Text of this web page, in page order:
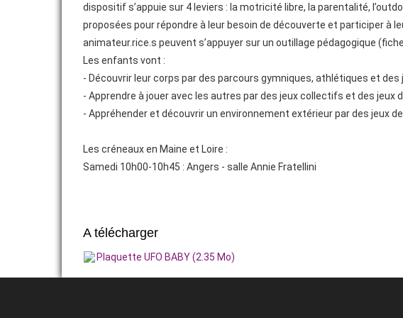
VIE ASSOCIATIVE
ADHÉRER
dispositif s’appuie sur 4 leviers : la motricité libre, la parentalité,
proposées pour répondre à leur besoin de découverte et participer à
animateur.rice.s peuvent s’appuyer sur un outillage pédagogique
Les enfants vont :
- Découvrir leur corps par des parcours gymniques, athlétiques et des
- Apprendre à jouer avec les autres par des jeux collectifs et des jeux
- Appréhender et découvrir un environnement extérieur par des jeux
Les créneaux en Maine et Loire :
Samedi 10h00-10h45 : Angers - salle Annie Fratellini
A télécharger
Plaquette UFO BABY (2.35 Mo)